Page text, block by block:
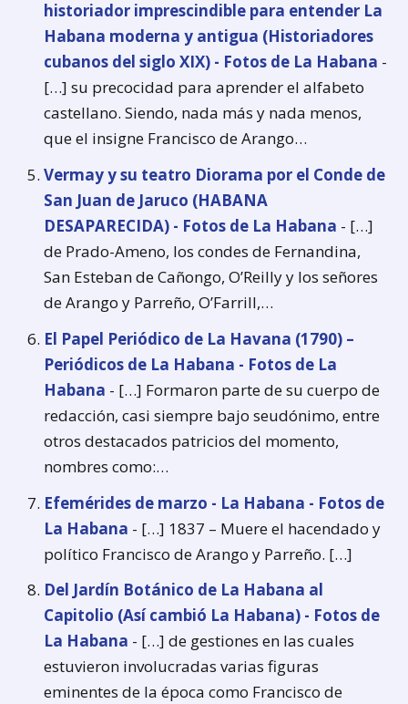
historiador imprescindible para entender La
Habana moderna y antigua (Historiadores
cubanos del siglo XIX) - Fotos de La Habana -
[…] su precocidad para aprender el alfabeto
castellano. Siendo, nada más y nada menos,
que el insigne Francisco de Arango…
Vermay y su teatro Diorama por el Conde de
San Juan de Jaruco (HABANA
DESAPARECIDA) - Fotos de La Habana - […]
de Prado-Ameno, los condes de Fernandina,
San Esteban de Cañongo, O’Reilly y los señores
de Arango y Parreño, O’Farrill,…
El Papel Periódico de La Havana (1790) –
Periódicos de La Habana - Fotos de La
Habana - […] Formaron parte de su cuerpo de
redacción, casi siempre bajo seudónimo, entre
otros destacados patricios del momento,
nombres como:…
Efemérides de marzo - La Habana - Fotos de
La Habana - […] 1837 – Muere el hacendado y
político Francisco de Arango y Parreño. […]
Del Jardín Botánico de La Habana al
Capitolio (Así cambió La Habana) - Fotos de
La Habana - […] de gestiones en las cuales
estuvieron involucradas varias figuras
eminentes de la época como Francisco de